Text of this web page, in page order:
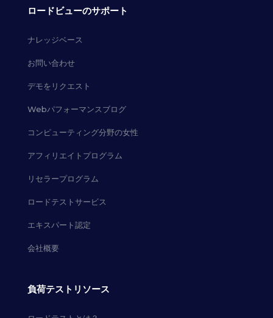
ロードビューのサポート
ナレッジベース
お問い合わせ
デモをリクエスト
Webパフォーマンスブログ
コンピューティング分野の女性
アフィリエイトプログラム
リセラープログラム
ロードテストサービス
エキスパート認定
会社概要
負荷テストリソース